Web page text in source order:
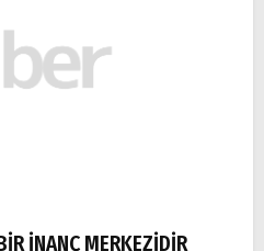
İNANÇ MERKEZİDİR